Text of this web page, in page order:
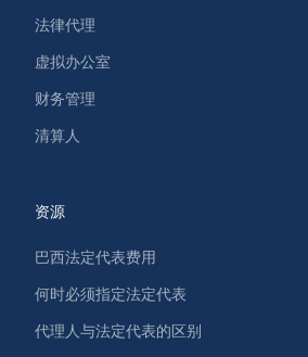
法律代理
虚拟办公室
财务管理
清算人
资源
巴西法定代表费用
何时必须指定法定代表
代理人与法定代表的区别